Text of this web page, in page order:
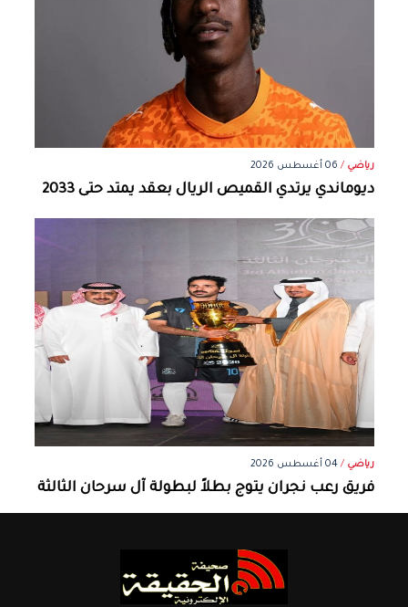
رياضي / 06 أغسطس 2026
ديوماندي يرتدي القميص الريال بعقد يمتد حتى 2033
رياضي /04 أغسطس 2026
فريق رعب نجران يتوج بطلاً لبطولة آل سرحان الثالثة